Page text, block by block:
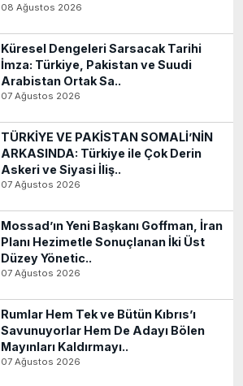
08 Ağustos 2026
Küresel Dengeleri Sarsacak Tarihi
İmza: Türkiye, Pakistan ve Suudi
Arabistan Ortak Sa..
07 Ağustos 2026
TÜRKİYE VE PAKİSTAN SOMALİ’NİN
ARKASINDA: Türkiye ile Çok Derin
Askeri ve Siyasi İliş..
07 Ağustos 2026
Mossad’ın Yeni Başkanı Goffman, İran
Planı Hezimetle Sonuçlanan İki Üst
Düzey Yönetic..
07 Ağustos 2026
Rumlar Hem Tek ve Bütün Kıbrıs’ı
Savunuyorlar Hem De Adayı Bölen
Mayınları Kaldırmayı..
07 Ağustos 2026